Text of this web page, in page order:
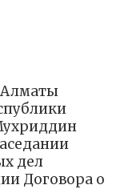
Алматы
дел
Договора о